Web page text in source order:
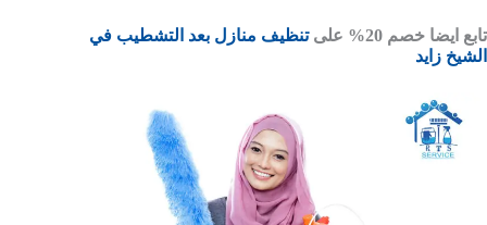
تابع ايضا خصم 20% على
تنظيف منازل بعد التشطيب في
الشيخ زايد